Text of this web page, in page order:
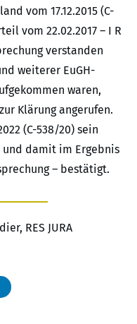
vom 17.12.2015 (C-
vom 22.02.2017 – I R
verstanden
weiterer EuGH-
waren,
Klärung angerufen.
(C-538/20) sein
und damit im Ergebnis
– bestätigt.
RES JURA